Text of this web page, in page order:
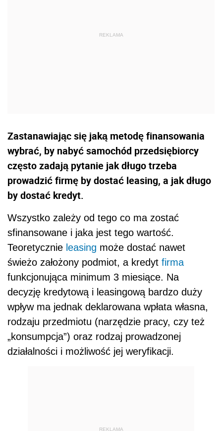
Zastanawiając się jaką metodę finansowania
wybrać, by nabyć samochód przedsiębiorcy
często zadają pytanie jak długo trzeba
prowadzić firmę by dostać leasing, a jak długo
by dostać kredyt.
Wszystko zależy od tego co ma zostać
sfinansowane i jaka jest tego wartość.
Teoretycznie leasing może dostać nawet
świeżo założony podmiot, a kredyt firma
funkcjonująca minimum 3 miesiące. Na
decyzję kredytową i leasingową bardzo duży
wpływ ma jednak deklarowana wpłata własna,
rodzaju przedmiotu (narzędzie pracy, czy też
„konsumpcja”) oraz rodzaj prowadzonej
działalności i możliwość jej weryfikacji.
REKLAMA